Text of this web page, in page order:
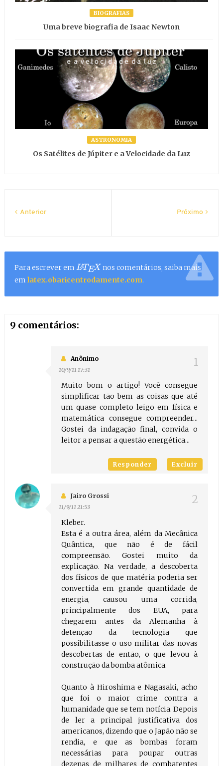
BIOGRAFIAS
Uma breve biografia de Isaac Newton
ASTRONOMIA
Os Satélites de Júpiter e a Velocidade da Luz
Próximo
Anterior
Para escrever em LATEX nos comentários, saiba mais
em latex.obaricentrodamente.com.
9 comentários:
Anônimo
10/9/11 17:31
Muito bom o artigo! Você consegue
simplificar tão bem as coisas que até
um quase completo leigo em física e
matemática consegue compreender...
Gostei da indagação final, convida o
leitor a pensar a questão energética...
Responder Excluir
Jairo Grossi
11/9/11 21:53
Kleber.
Esta é a outra área, além da Mecânica
Quântica, que não é de fácil
compreensão. Gostei muito da
explicação. Na verdade, a descoberta
dos físicos de que matéria poderia ser
convertida em grande quantidade de
energia, causou uma corrida,
principalmente dos EUA, para
chegarem antes da Alemanha à
detenção da tecnologia que
possibilitasse o uso militar das novas
descobertas de então, o que levou à
construção da bomba atômica.
Quanto à Hiroshima e Nagasaki, acho
que foi o maior crime contra a
humanidade que se tem notícia. Depois
de ler a principal justificativa dos
americanos, dizendo que o Japão não se
rendia, e que as bombas foram
necessárias para poupar outras
dezenas de milhares de combatentes